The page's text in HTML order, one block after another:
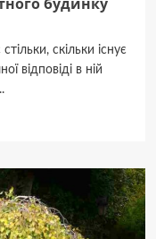
скільки існує
відповіді в ній